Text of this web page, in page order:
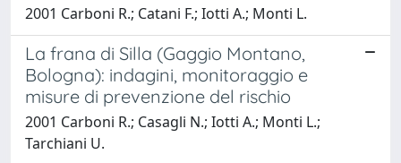
2001 Carboni R.; Catani F.; Iotti A.; Monti L.
La frana di Silla (Gaggio Montano,
Bologna): indagini, monitoraggio e
misure di prevenzione del rischio
2001 Carboni R.; Casagli N.; Iotti A.; Monti L.;
Tarchiani U.